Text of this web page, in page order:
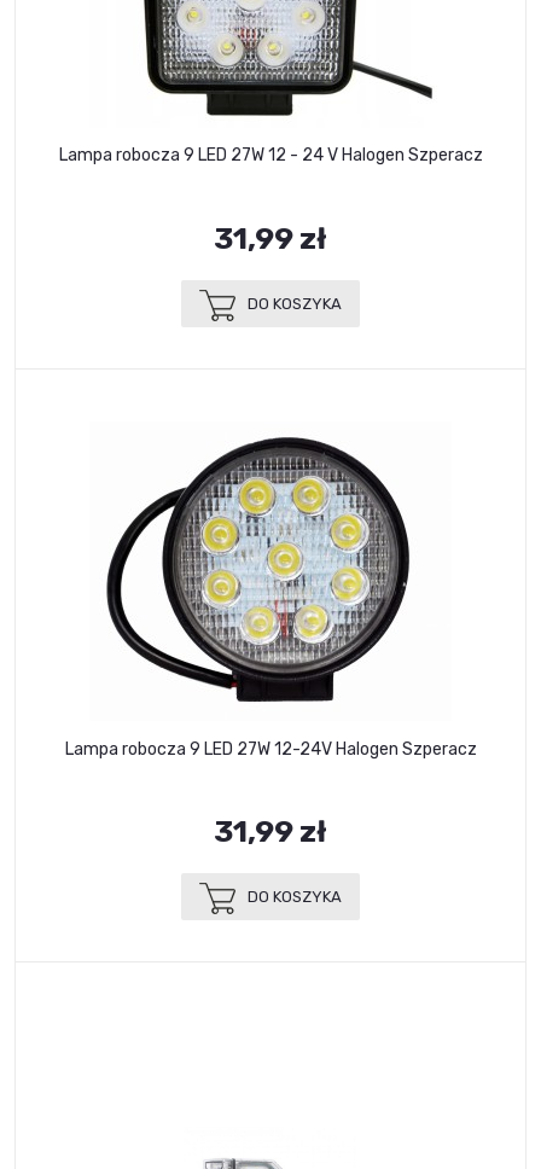
Lampa robocza 9 LED 27W 12 - 24 V Halogen Szperacz
31,99 zł
DO KOSZYKA
Lampa robocza 9 LED 27W 12-24V Halogen Szperacz
31,99 zł
DO KOSZYKA